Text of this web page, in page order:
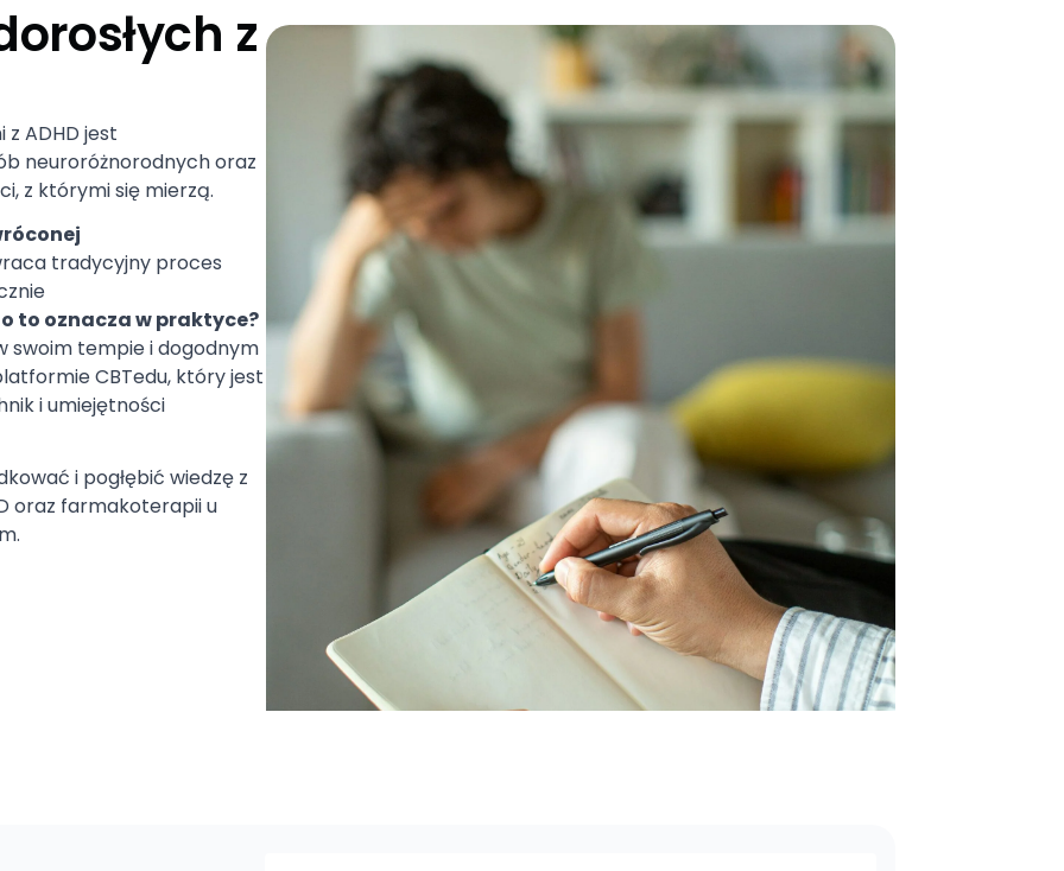
z
ADHD jest
neuroróżnorodnych oraz
z którymi się mierzą.
tradycyjny proces
to oznacza w praktyce?
swoim tempie i dogodnym
CBTedu, który jest
i umiejętności
i pogłębić wiedzę z
oraz farmakoterapii u